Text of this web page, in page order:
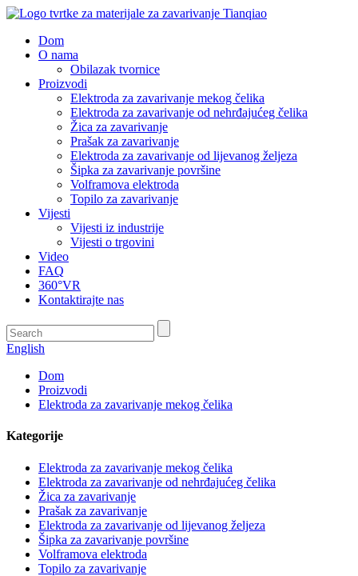
Dom
O nama
Obilazak tvornice
Proizvodi
Elektroda za zavarivanje mekog čelika
Elektroda za zavarivanje od nehrđajućeg čelika
Žica za zavarivanje
Prašak za zavarivanje
Elektroda za zavarivanje od lijevanog željeza
Šipka za zavarivanje površine
Volframova elektroda
Topilo za zavarivanje
Vijesti
Vijesti iz industrije
Vijesti o trgovini
Video
FAQ
360°VR
Kontaktirajte nas
English
Dom
Proizvodi
Elektroda za zavarivanje mekog čelika
Kategorije
Elektroda za zavarivanje mekog čelika
Elektroda za zavarivanje od nehrđajućeg čelika
Žica za zavarivanje
Prašak za zavarivanje
Elektroda za zavarivanje od lijevanog željeza
Šipka za zavarivanje površine
Volframova elektroda
Topilo za zavarivanje